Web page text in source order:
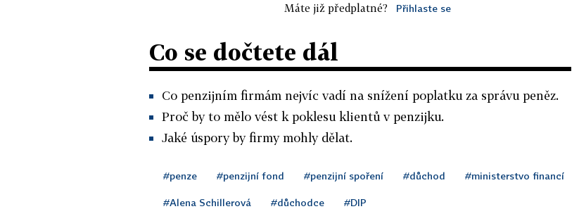
Máte již předplatné? Přihlaste se
Co se dočtete dál
Co penzijním firmám nejvíc vadí na snížení poplatku za správu peněz.
Proč by to mělo vést k poklesu klientů v penzijku.
Jaké úspory by firmy mohly dělat.
#penze #penzijní fond #penzijní spoření #důchod #ministerstvo financí
#Alena Schillerová #důchodce #DIP